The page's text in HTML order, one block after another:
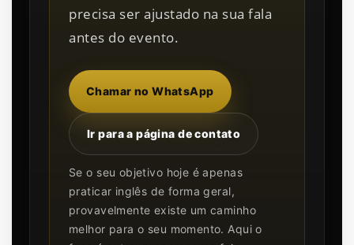
precisa ser ajustado na sua fala
antes do evento.
Chamar no WhatsApp
Ir para a página de contato
Se o seu objetivo hoje é apenas
praticar inglês de forma geral,
provavelmente existe um caminho
melhor para o seu momento. Aqui o